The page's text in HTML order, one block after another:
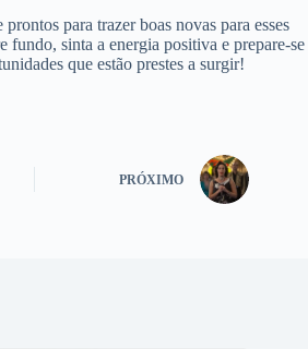
para trazer boas novas para esses
fundo, sinta a energia positiva e prepare-se
que estão prestes a surgir!
PRÓXIMO